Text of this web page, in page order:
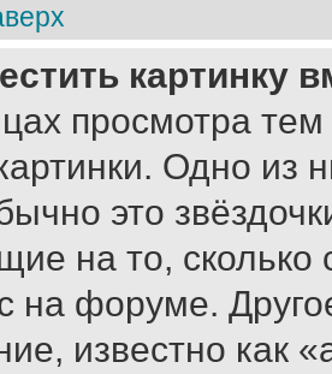
картинку
просмотра
Одно из
это
на то,
на форуме.
известно как